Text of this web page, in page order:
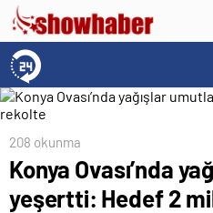
208 okunma
Konya Ovası’nda
yeşertti: Hedef 2